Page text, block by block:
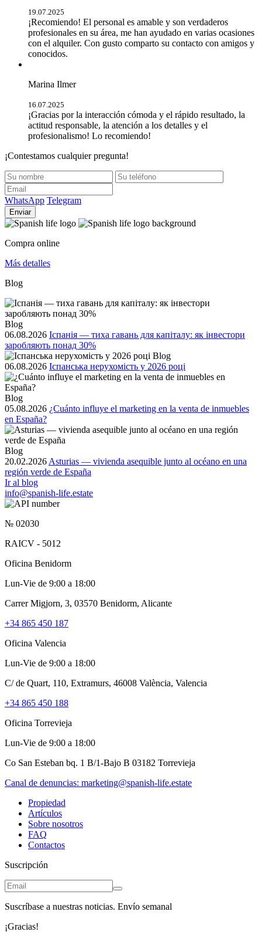
19.07.2025
¡Recomiendo! El personal es amable y son verdaderos
profesionales en su área, me han ayudado en varias ocasiones
con el alquiler. Con gusto comparto su contacto con amigos y
conocidos.
Marina Ilmer
16.07.2025
¡Gracias por la interacción cómoda y el rápido resultado, la
actitud responsable, la atención a los detalles y el
profesionalismo! Lo recomiendo!
¡Contestamos cualquier pregunta!
WhatsApp Telegram
Enviar
Compra online
Más detalles
Blog
Blog
06.08.2026 Іспанія — тиха гавань для капіталу: як інвестори
заробляють понад 30%
Blog
06.08.2026 Іспанська нерухомість у 2026 році
Blog
05.08.2026 ¿Cuánto influye el marketing en la venta de inmuebles
en España?
Blog
20.02.2026 Asturias — vivienda asequible junto al océano en una
región verde de España
Ir al blog
info@spanish-life.estate
№ 02030
RAICV - 5012
Oficina Benidorm
Lun-Vie de 9:00 a 18:00
Carrer Migjorn, 3, 03570 Benidorm, Alicante
+34 865 450 187
Oficina Valencia
Lun-Vie de 9:00 a 18:00
C/ de Quart, 110, Extramurs, 46008 València, Valencia
+34 865 450 188
Oficina Torrevieja
Lun-Vie de 9:00 a 18:00
Co San Esteban bq. 1 B/1-Bajo B 03182 Torrevieja
Canal de denuncias: marketing@spanish-life.estate
Propiedad
Artículos
Sobre nosotros
FAQ
Contactos
Suscripción
Suscríbase a nuestras noticias. Envío semanal
¡Gracias!